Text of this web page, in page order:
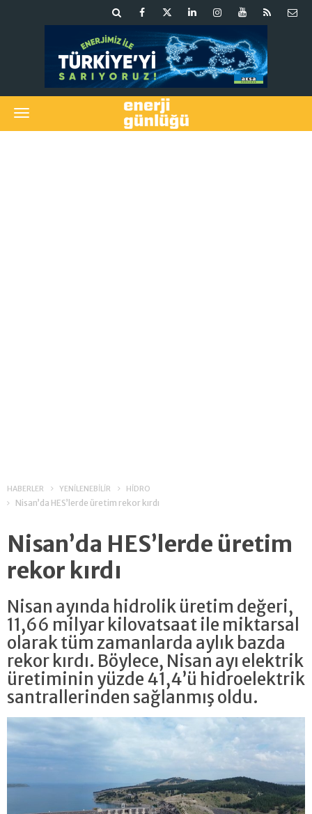
HABERLER YENİLENEBİLİR HİDRO
Nisan’da HES’lerde üretim rekor kırdı
Nisan’da HES’lerde üretim
rekor kırdı
Nisan ayında hidrolik üretim değeri,
11,66 milyar kilovatsaat ile miktarsal
olarak tüm zamanlarda aylık bazda
rekor kırdı. Böylece, Nisan ayı elektrik
üretiminin yüzde 41,4’ü hidroelektrik
santrallerinden sağlanmış oldu.